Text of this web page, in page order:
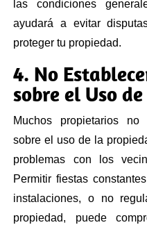
las condiciones
ayudará a evitar
proteger tu propiedad.
4. No
sobre el Uso
Muchos propietarios no
sobre el uso de la
problemas con los
Permitir fiestas
instalaciones, o no
propiedad, puede